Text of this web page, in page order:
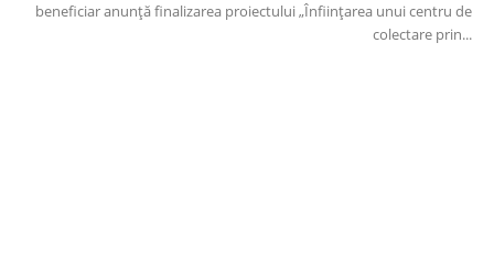
beneficiar anunță finalizarea proiectului „Înființarea unui centru de
colectare prin...